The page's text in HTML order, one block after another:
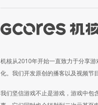
机核从2010年开始一直致力于分享
化。我们开发原创的播客以及视频节
我们坚信游戏不止是游戏，游戏中包